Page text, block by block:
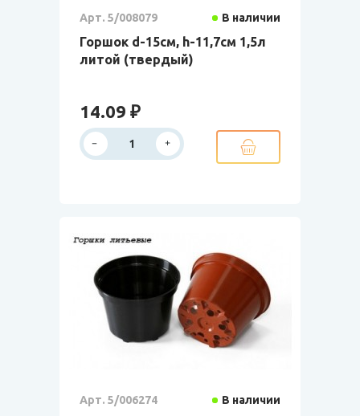
Арт. 5/008079 В наличии
Горшок d-15см, h-11,7см 1,5л
литой (твердый)
14.09 ₽
Арт. 5/006274 В наличии